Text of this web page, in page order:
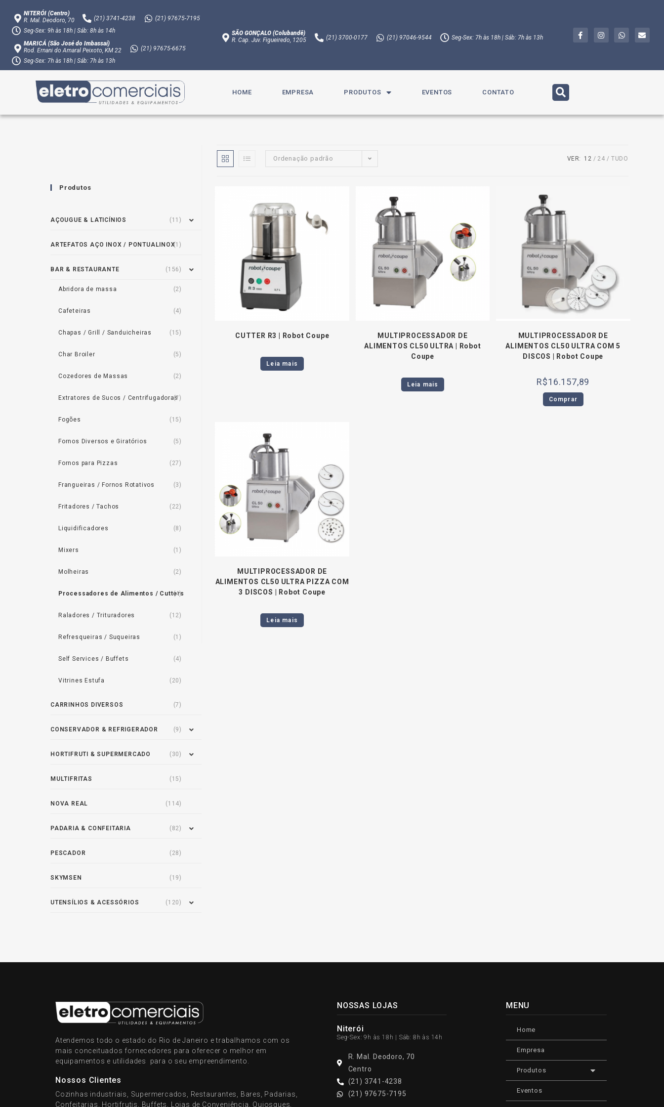
NITERÓI (Centro)
R. Mal. Deodoro, 70
(21) 3741-4238 (21) 97675-7195
Seg-Sex: 9h às 18h | Sáb: 8h às 14h
MARICÁ (São José do Imbassaí)
Rod. Ernani do Amaral Peixoto, KM 22
(21) 97675-6675
Seg-Sex: 7h às 18h | Sáb: 7h às 13h
SÃO GONÇALO (Colubandê)
R. Cap. Juv. Figueiredo, 1205​
(21) 3700-0177 (21) 97046-9544 Seg-Sex: 7h às 18h | Sáb: 7h às 13h
HOME EMPRESA PRODUTOS EVENTOS CONTATO
Ordenação padrão VER: 12 24 TUDO
CUTTER R3 | Robot Coupe
Leia mais
MULTIPROCESSADOR DE
ALIMENTOS CL50 ULTRA | Robot
Coupe
Leia mais
MULTIPROCESSADOR DE
ALIMENTOS CL50 ULTRA COM 5
DISCOS | Robot Coupe
R$16.157,89
Comprar
MULTIPROCESSADOR DE
ALIMENTOS CL50 ULTRA PIZZA COM
3 DISCOS | Robot Coupe
Leia mais
Produtos
AÇOUGUE & LATICÍNIOS (11)
ARTEFATOS AÇO INOX / PONTUALINOX(1)
BAR & RESTAURANTE (156)
Abridora de massa (2)
Cafeteiras (4)
Chapas / Grill / Sanduicheiras (15)
Char Broiler (5)
Cozedores de Massas (2)
Extratores de Sucos / Centrifugadoras
(7)
Fogões (15)
Fornos Diversos e Giratórios (5)
Fornos para Pizzas (27)
Frangueiras / Fornos Rotativos (3)
Fritadores / Tachos (22)
Liquidificadores (8)
Mixers (1)
Molheiras (2)
Processadores de Alimentos / Cutters
(4)
Raladores / Trituradores (12)
Refresqueiras / Suqueiras (1)
Self Services / Buffets (4)
Vitrines Estufa (20)
CARRINHOS DIVERSOS (7)
CONSERVADOR & REFRIGERADOR (9)
HORTIFRUTI & SUPERMERCADO (30)
MULTIFRITAS (15)
NOVA REAL (114)
PADARIA & CONFEITARIA (82)
PESCADOR (28)
SKYMSEN (19)
UTENSÍLIOS & ACESSÓRIOS (120)
Atendemos todo o estado do Rio de Janeiro e trabalhamos com os
mais conceituados fornecedores para oferecer o melhor em
equipamentos e utilidades para o seu empreendimento.
Nossos Clientes
Cozinhas industriais, Supermercados, Restaurantes, Bares, Padarias,
Confeitarias, Hortifrutis, Buffets, Lojas de Conveniência, Quiosques,
NOSSAS LOJAS
Niterói
Seg-Sex: 9h às 18h | Sáb: 8h às 14h
R. Mal. Deodoro, 70
Centro
(21) 3741-4238
(21) 97675-7195
MENU
Home
Empresa
Produtos
Eventos